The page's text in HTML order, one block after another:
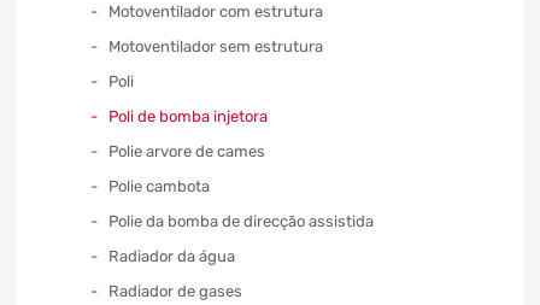
Motoventilador com estrutura
Motoventilador sem estrutura
Poli
Poli de bomba injetora
Polie arvore de cames
Polie cambota
Polie da bomba de direcção assistida
Radiador da água
Radiador de gases